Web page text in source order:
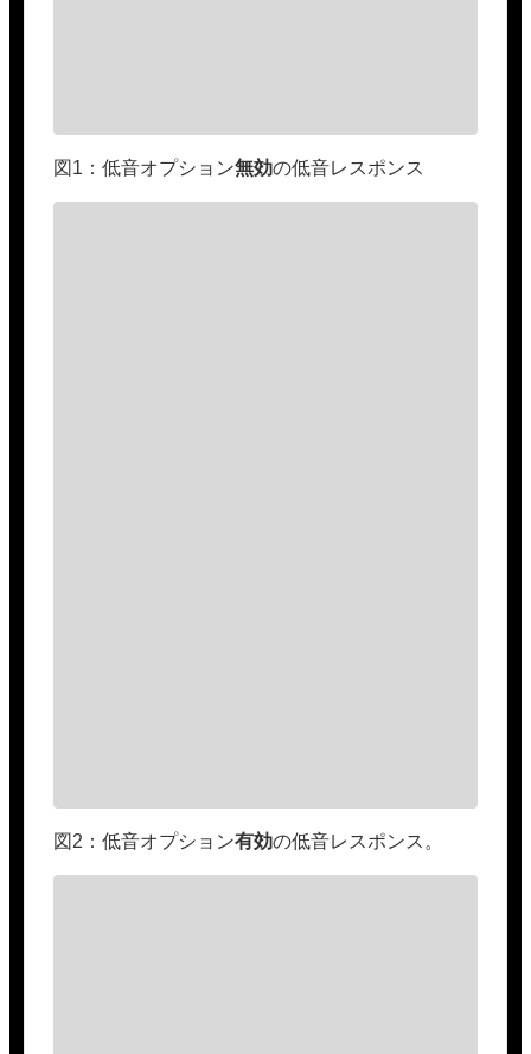
図1：低音オプション無効の低音レスポンス
図2：低音オプション有効の低音レスポンス。